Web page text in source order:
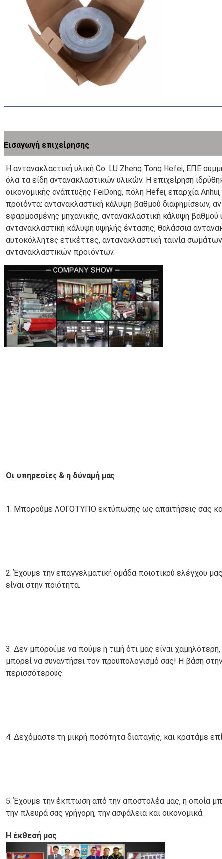
Εισαγωγή επιχείρησης
Η αντανακλαστική υλική Co. LU Zheng Tong Hefei, ΕΠΕ
όλα τα είδη αντανακλαστικών υλικών. Η επιχείρηση
οικονομικής ανάπτυξης FeiDong, πόλη Hefei, επαρχία
προϊόντα: αντανακλαστική κάλυψη βαθμού διαφημίσεων,
εφαρμοσμένης μηχανικής, αντανακλαστική κάλυψη
αντανακλαστική κάλυψη υψηλής έντασης, θαλάσσια
αυτοκόλλητες ετικέττες, αντανακλαστική ταινία
αντανακλαστικών προϊόντων.
Οι υπηρεσίες & η δύναμή μας
1. Μπορούμε ΛΟΓΟΤΥΠΟ εκτύπωσης ως απαιτήσεις σας
2. Έχουμε την επαγγελματική ομάδα ποιοτικού ελέγχου
είναι στην ποιότητα.
3. Δεν μπορούμε να πούμε η τιμή ότι μας είναι
μπορεί να συναντήσει τον προϋπολογισμό σας! Η βάση
περισσότερους.
4. Δεχόμαστε τη μικρή ποσότητα διαταγής, και κρατάμε
5. Έχουμε την έκπτωση από την αποστολέα μας, η οποία
την πλευρά σας γρήγορη, την ασφάλεια και οικονομικά.
Η έκθεσή μας